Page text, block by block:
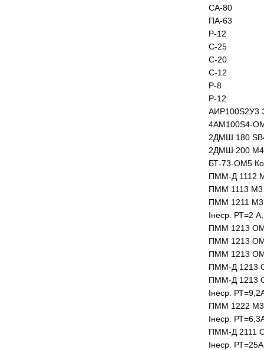
СА-80
ПА-63
Р-12
С-25
С-20
С-12
Р-8
Р-12
АИР100S2У3
4АМ100S4-
2ДМШ 180
2ДМШ 200 М4
БТ-73-ОМ5
ПММ-Д 1112
ПММ 1113 М3
ПММ 1211 М3
Iнеср. РТ=2 А,
ПММ 1213 ОМ5
ПММ 1213 ОМ5
ПММ 1213 ОМ5
ПММ-Д 1213
ПММ-Д 1213
Iнеср.
ПММ 1222 М3
Iнеср.
ПММ-Д 2111
Iнеср.